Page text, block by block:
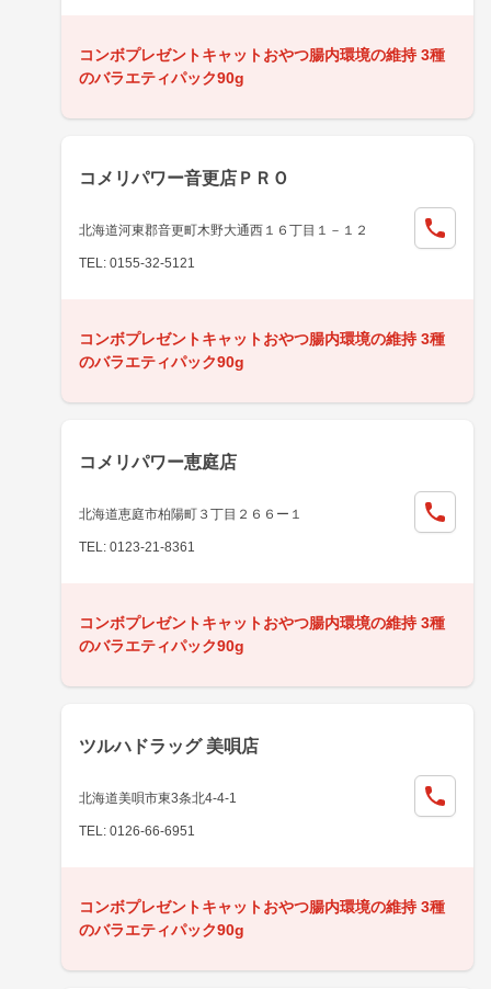
コンボプレゼントキャットおやつ腸内環境の維持 3種
のバラエティパック90g
コメリパワー音更店ＰＲＯ
北海道河東郡音更町木野大通西１６丁目１－１２
TEL: 0155-32-5121
コンボプレゼントキャットおやつ腸内環境の維持 3種
のバラエティパック90g
コメリパワー恵庭店
北海道恵庭市柏陽町３丁目２６６ー１
TEL: 0123-21-8361
コンボプレゼントキャットおやつ腸内環境の維持 3種
のバラエティパック90g
ツルハドラッグ 美唄店
北海道美唄市東3条北4-4-1
TEL: 0126-66-6951
コンボプレゼントキャットおやつ腸内環境の維持 3種
のバラエティパック90g